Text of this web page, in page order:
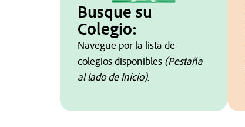
Busque su
Colegio:
Navegue por la lista de
colegios disponibles (Pestaña
al lado de Inicio).